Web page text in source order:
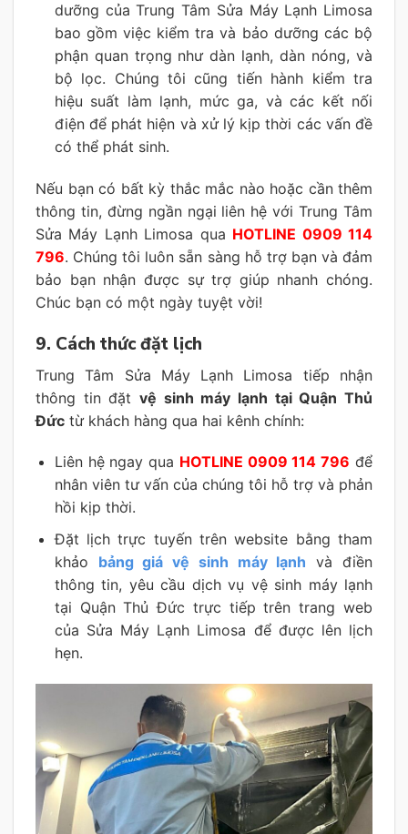
dưỡng của Trung Tâm Sửa Máy Lạnh Limosa
bao gồm việc kiểm tra và bảo dưỡng các bộ
phận quan trọng như dàn lạnh, dàn nóng, và
bộ lọc. Chúng tôi cũng tiến hành kiểm tra
hiệu suất làm lạnh, mức ga, và các kết nối
điện để phát hiện và xử lý kịp thời các vấn đề
có thể phát sinh.
Nếu bạn có bất kỳ thắc mắc nào hoặc cần thêm
thông tin, đừng ngần ngại liên hệ với Trung Tâm
Sửa Máy Lạnh Limosa qua HOTLINE 0909 114
796. Chúng tôi luôn sẵn sàng hỗ trợ bạn và đảm
bảo bạn nhận được sự trợ giúp nhanh chóng.
Chúc bạn có một ngày tuyệt vời!
9. Cách thức đặt lịch
Trung Tâm Sửa Máy Lạnh Limosa tiếp nhận
thông tin đặt vệ sinh máy lạnh tại Quận Thủ
Đức từ khách hàng qua hai kênh chính:
Liên hệ ngay qua HOTLINE 0909 114 796 để
nhân viên tư vấn của chúng tôi hỗ trợ và phản
hồi kịp thời.
Đặt lịch trực tuyến trên website bằng tham
khảo bảng giá vệ sinh máy lạnh và điền
thông tin, yêu cầu dịch vụ vệ sinh máy lạnh
tại Quận Thủ Đức trực tiếp trên trang web
của Sửa Máy Lạnh Limosa để được lên lịch
hẹn.